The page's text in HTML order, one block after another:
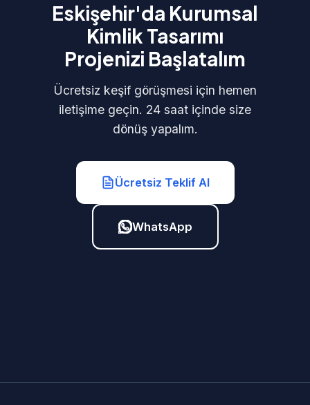
Eskişehir'da Kurumsal
Kimlik Tasarımı
Projenizi Başlatalım
Ücretsiz keşif görüşmesi için hemen
iletişime geçin. 24 saat içinde size
dönüş yapalım.
Ücretsiz Teklif Al
WhatsApp